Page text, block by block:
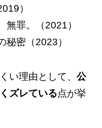
）
無罪。（2021）
秘密（2023）
い理由として、 公
ズレている点が挙